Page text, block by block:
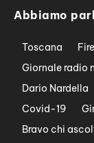
Abbiamo
Toscana
Giornale radio
Dario Nardella
Covid-19
Bravo chi